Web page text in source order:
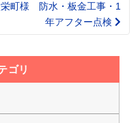
栄町様 防水・板金工事・1
年アフター点検
ゴリ